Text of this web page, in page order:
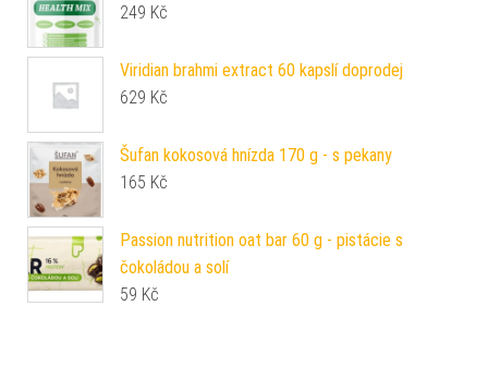
249 Kč
Viridian brahmi extract 60 kapslí doprodej
629 Kč
Šufan kokosová hnízda 170 g - s pekany
165 Kč
Passion nutrition oat bar 60 g - pistácie s
čokoládou a solí
59 Kč